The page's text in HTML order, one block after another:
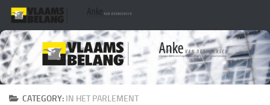
Skip to content
CATEGORY: IN HET PARLEMENT